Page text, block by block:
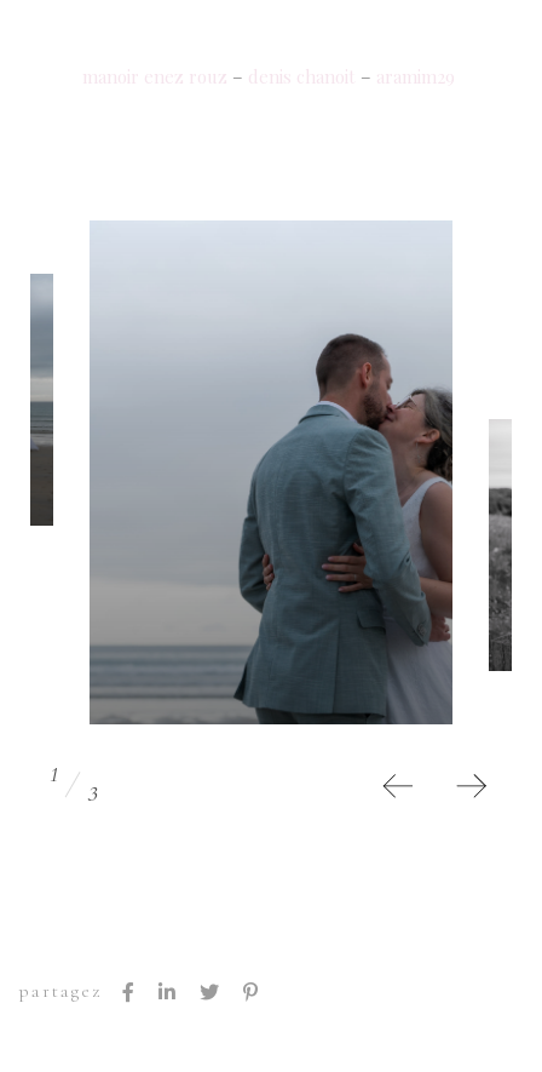
manoir enez rouz – denis chanoit – aramim29
1
3
partagez